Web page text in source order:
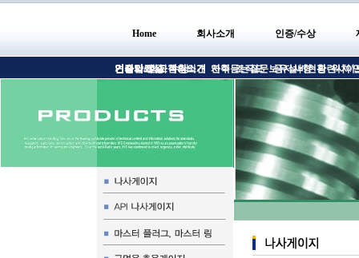
Home 회사소개
인사말 회사현황소개 연혁 조직도 보유설비현황 위치/
인증/수상
인증서/인증 수상
견적의뢰 고객의의견 자주듣는질문 공지사항 관련사이
기술자료실